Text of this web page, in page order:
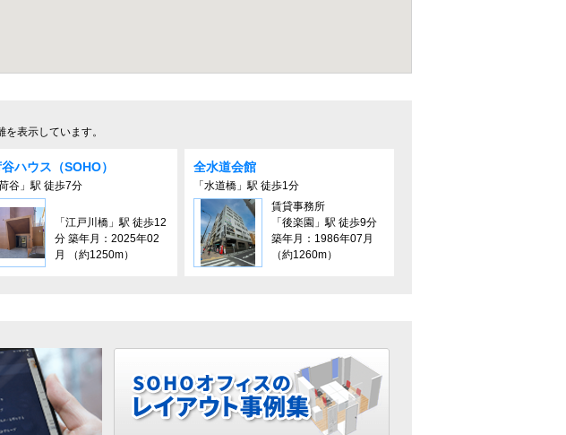
表示しています。
谷ハウス（SOHO）
荷谷」駅 徒歩7分
「江戸川橋」駅 徒歩12
分 築年月：2025年02
月 （約1250m）
全水道会館
「水道橋」駅 徒歩1分
賃貸事務所
「後楽園」駅 徒歩9分
築年月：1986年07月
（約1260m）